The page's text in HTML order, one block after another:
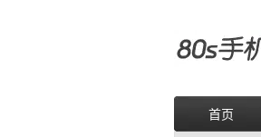
首页